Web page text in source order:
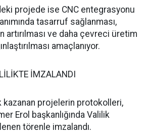
projede ise CNC entegrasyonu
tasarruf sağlanması,
artırılması ve daha çevreci üretim
amaçlanıyor.
İMZALANDI
kazanan projelerin protokolleri,
Erol başkanlığında Valilik
törenle imzalandı.